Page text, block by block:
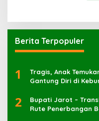
Berita Terpopuler
1
Tragis, Anak
Gantung Diri di
2
Bupati Jarot –
Rute Penerbangan